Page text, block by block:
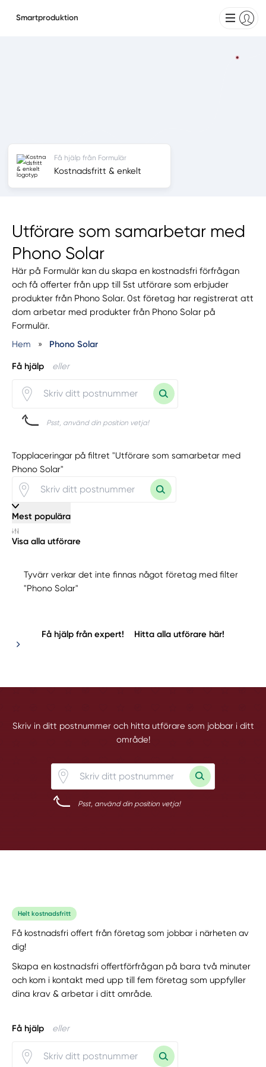
Smartproduktion
Utförare som samarbetar med
Phono Solar
Här på Formulär kan du skapa en kostnadsfri förfrågan
och få offerter från upp till 5st utförare som erbjuder
produkter från Phono Solar. 0st företag har registrerat att
dom arbetar med produkter från Phono Solar på
Formulär.
Hem
» Phono Solar
Få hjälp eller
Psst, använd din position vetja!
Få hjälp från Formulär
Kostnadsfritt & enkelt
Topplaceringar på filtret "Utförare som samarbetar med
Phono Solar"
Mest populära
Visa alla utförare
Tyvärr verkar det inte finnas något företag med filter
"Phono Solar"
Få hjälp från expert! Hitta alla utförare här!
Skriv in ditt postnummer och hitta utförare som jobbar i ditt
område!
Psst, använd din position vetja!
Helt kostnadsfritt
Få kostnadsfri offert från företag som jobbar i närheten av
dig!
Skapa en kostnadsfri offertförfrågan på bara två minuter
och kom i kontakt med upp till fem företag som uppfyller
dina krav & arbetar i ditt område.
Få hjälp eller